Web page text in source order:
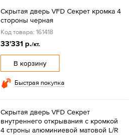
Скрытая дверь VFD Секрет кромка 4
стороны черная
Код товара: 161418
33'331 р./кт.
В корзину
Быстрая покупка
Скрытая дверь VFD Секрет
внутреннего открывания с кромкой
4 строны алюминиевой матовой L/R